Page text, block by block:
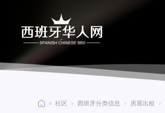
» 社区 › 西班牙分类信息 › 房屋出租 ›